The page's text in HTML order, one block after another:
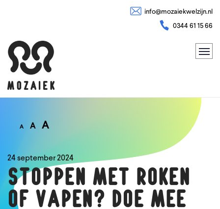
info@mozaiekwelzijn.nl
0344 61 15 66
A A A
24 september 2024
Stoppen met roken
of vapen? Doe mee